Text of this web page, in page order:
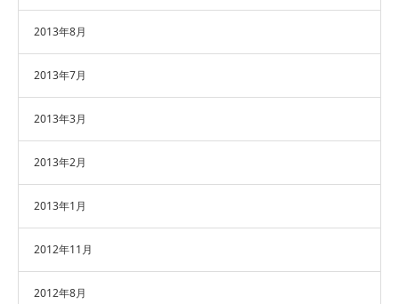
2013年8月
2013年7月
2013年3月
2013年2月
2013年1月
2012年11月
2012年8月